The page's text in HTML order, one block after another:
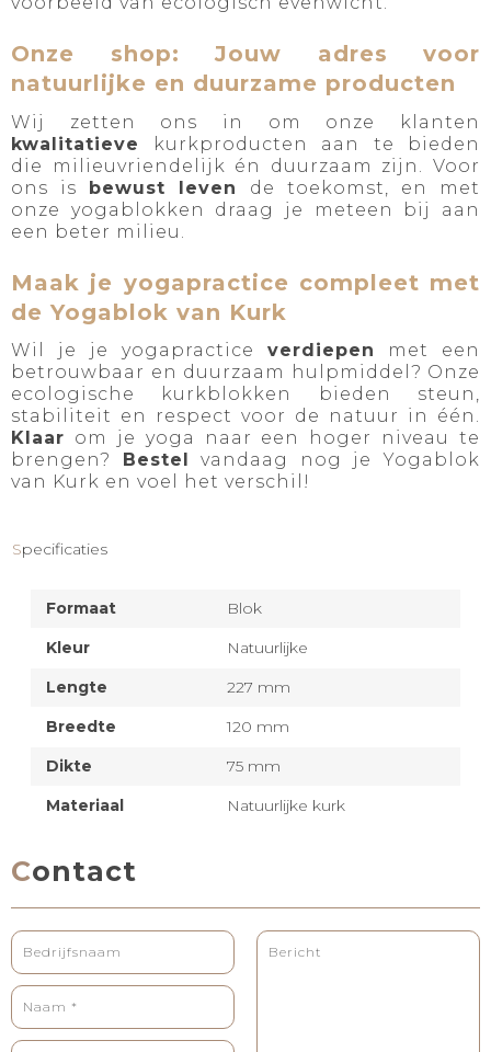
Onze shop: Jouw adres voor
natuurlijke en duurzame producten
Wij zetten ons in om onze klanten
kwalitatieve
kurkproducten aan te bieden
die milieuvriendelijk én duurzaam zijn. Voor
ons is bewust leven
de toekomst, en met
onze yogablokken draag je meteen bij aan
een beter milieu.
Maak je yogapractice compleet met
de Yogablok van Kurk
Wil je je yogapractice verdiepen
met een
betrouwbaar en duurzaam hulpmiddel? Onze
ecologische kurkblokken bieden steun,
stabiliteit en respect voor de natuur in één.
Klaar om je yoga naar een hoger niveau te
brengen? Bestel vandaag nog je Yogablok
van Kurk en voel het verschil!
Specificaties
Formaat
Blok
Kleur
Natuurlijke
Lengte
227 mm
Breedte
120 mm
Dikte
75 mm
Materiaal
Natuurlijke kurk
Contact